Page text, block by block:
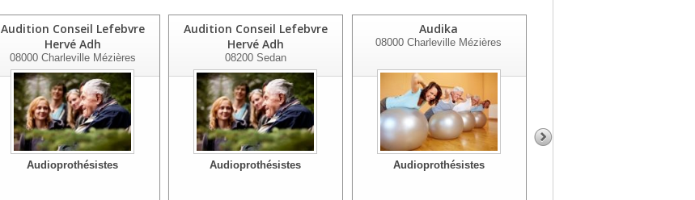
Audition Conseil Lefebvre
Hervé Adh
08000Charleville Mézières
Audioprothésistes
Audition Conseil Lefebvre
Hervé Adh
08200Sedan
Audioprothésistes
Audika
08000 Charleville Mézières
Audioprothésistes